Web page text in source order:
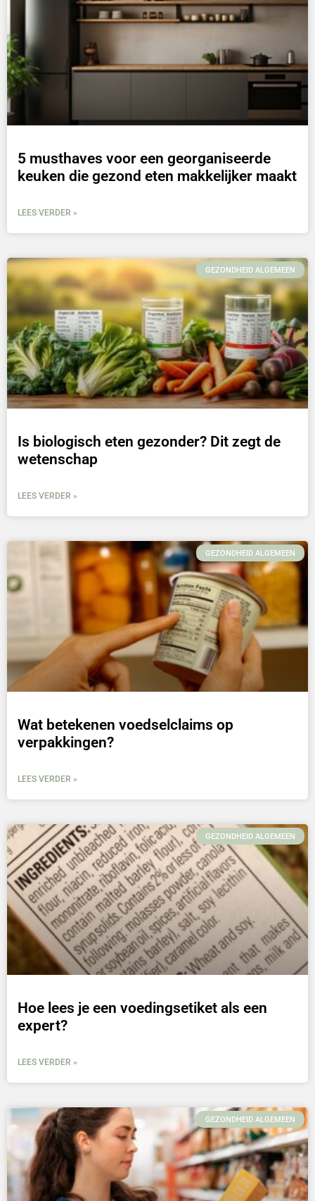
5 musthaves voor een georganiseerde
keuken die gezond eten makkelijker maakt
LEES VERDER »
GEZONDHEID ALGEMEEN
Is biologisch eten gezonder? Dit zegt de
wetenschap
LEES VERDER »
GEZONDHEID ALGEMEEN
Wat betekenen voedselclaims op
verpakkingen?
LEES VERDER »
GEZONDHEID ALGEMEEN
Hoe lees je een voedingsetiket als een
expert?
LEES VERDER »
GEZONDHEID ALGEMEEN